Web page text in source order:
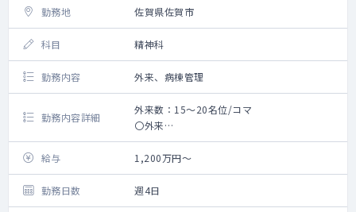
勤務地 佐賀県佐賀市
科目 精神科
勤務内容 外来、病棟管理
勤務内容詳細
外来数：15～20名位/コマ
〇外来
週に2コマ程度お願いいたします。かかりつけ
の方が大半です。
〇病棟管理
主治医制で、30～40床程度ご担当をお願いい
たします。
給与 1,200万円～
勤務日数 週4日